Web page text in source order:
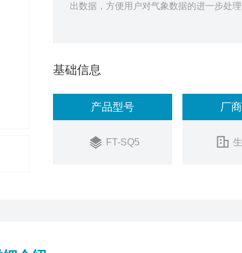
出数据，方便用户对气象数据的进一步处理
基础信息
产品型号
FT-SQ5
厂